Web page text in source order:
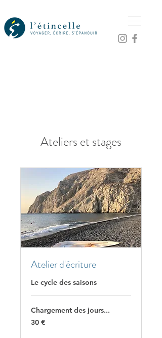
Ateliers et stages
Atelier d'écriture
Le cycle des saisons
Chargement des jours...
30
euros
30 €